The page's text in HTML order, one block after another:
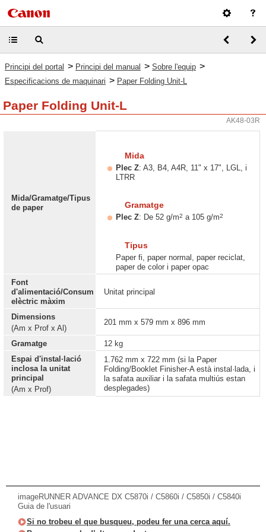
Principi del portal > Principi del manual > Sobre l'equip >
Especificacions de maquinari > Paper Folding Unit-L
Paper Folding Unit-L
AK48-03R
Mida/Gramatge/Tipus
de paper
Mida
Plec Z: A3, B4, A4R, 11" x 17", LGL, i
LTRR
Gramatge
Plec Z: De 52 g/m2 a 105 g/m2
Tipus
Paper fi, paper normal, paper reciclat,
paper de color i paper opac
Font
d'alimentació/Consum
elèctric màxim
Unitat principal
Dimensions
(Am x Prof x Al)
201 mm x 579 mm x 896 mm
Gramatge
12 kg
Espai d'instal·lació
inclosa la unitat
principal
(Am x Prof)
1.762 mm x 722 mm (si la Paper
Folding/Booklet Finisher-A està instal·lada, i
la safata auxiliar i la safata multiús estan
desplegades)
imageRUNNER ADVANCE DX C5870i / C5860i / C5850i / C5840i
Guia de l'usuari
Si no trobeu el que busqueu, podeu fer una cerca aquí.